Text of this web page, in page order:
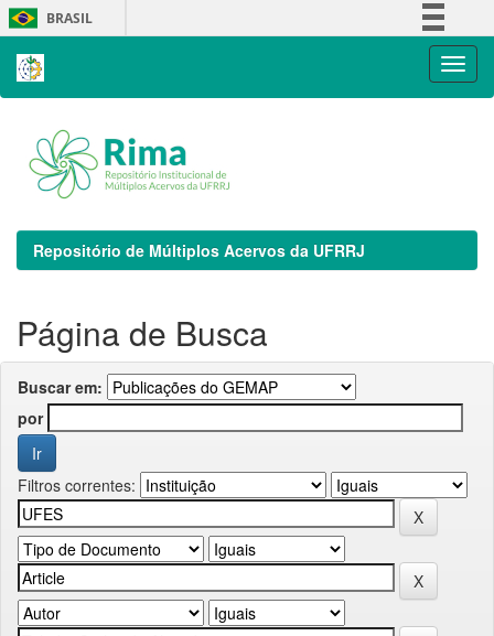
Skip
navigation
BRASIL
Repositório de Múltiplos Acervos da UFRRJ
Página de Busca
Buscar em:
por
Filtros correntes: